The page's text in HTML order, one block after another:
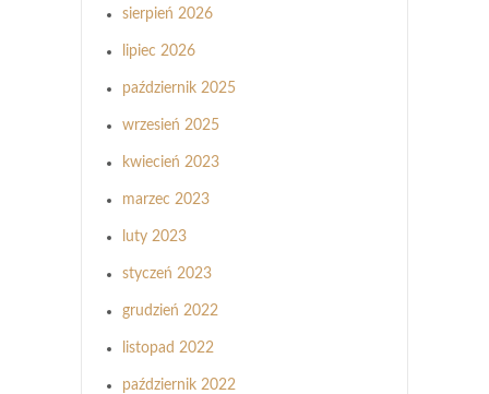
sierpień 2026
lipiec 2026
październik 2025
wrzesień 2025
kwiecień 2023
marzec 2023
luty 2023
styczeń 2023
grudzień 2022
listopad 2022
październik 2022